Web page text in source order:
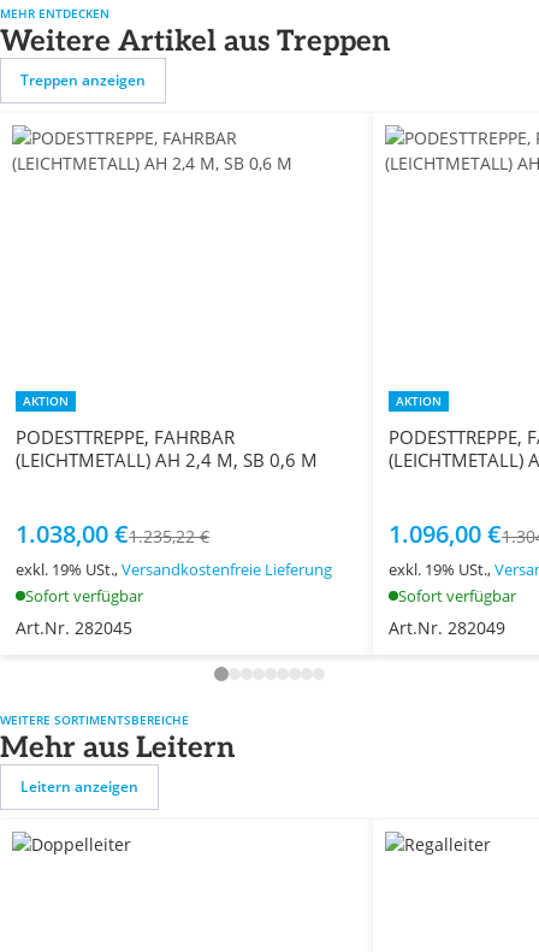
MEHR ENTDECKEN
Weitere Artikel aus Treppen
Treppen anzeigen
AKTION
PODESTTREPPE, FAHRBAR
(LEICHTMETALL) AH 2,4 M, SB 0,6 M
1.038,00 €1.235,22 €
exkl. 19% USt.,Versandkostenfreie Lieferung
Sofort verfügbar
Art.Nr. 282045
AKTION
PODESTTREPPE,
(LEICHTMETALL)
1.096,00 €
exkl. 19% USt.,
Sofort verfügbar
Art.Nr. 282049
WEITERE SORTIMENTSBEREICHE
Mehr aus Leitern
Leitern anzeigen